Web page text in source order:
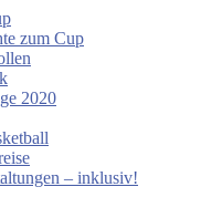
zum Cup
2020
– inklusiv!